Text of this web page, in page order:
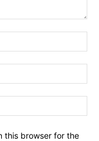
this browser for the